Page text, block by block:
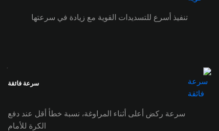
تنفيذ أسرع للتسديدات القوية مع زيادة في سرعتها
سرعة فائقة
سرعة ركض أعلى أثناء المراوغة، نسبة خطأ أقل عند دفع
الكرة للأمام